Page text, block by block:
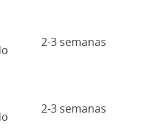
2-3 semanas
2-3 semanas